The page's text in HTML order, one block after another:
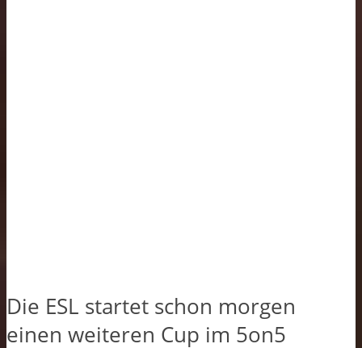
Die ESL startet schon morgen
einen weiteren Cup im 5on5